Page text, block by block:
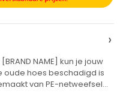
›
NAME] kun je jouw
oude hoes beschadigd is
van PE-netweefsel